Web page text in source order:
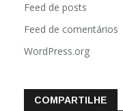
Feed de posts
Feed de comentários
WordPress.org
COMPARTILHE